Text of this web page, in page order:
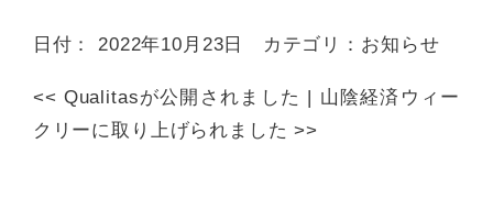
日付：2022年10月23日 カテゴリ： お知らせ
<< Qualitasが公開されました | 山陰経済ウィー
クリーに取り上げられました>>